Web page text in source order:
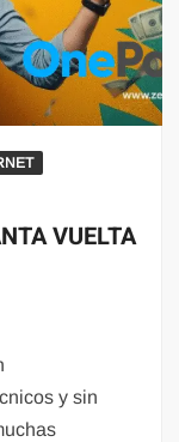
VUELTA
y sin